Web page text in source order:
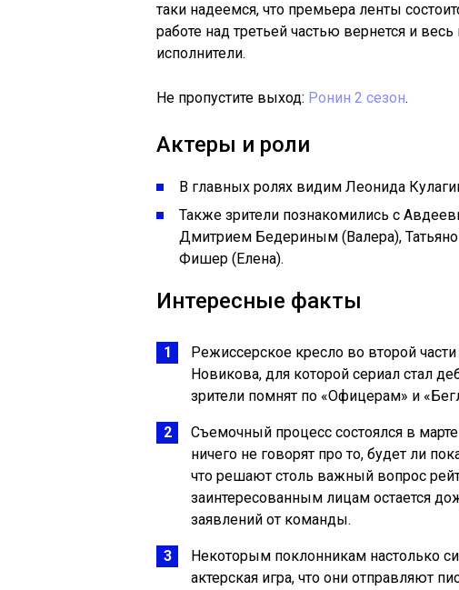
таки надеемся, что премьера ленты
работе над третьей частью вернется и
исполнители.
Не пропустите выход: Ронин 2 сезон.
Актеры и роли
В главных ролях видим Леонида
Также зрители познакомились с
Дмитрием Бедериным (Валера),
Фишер (Елена).
Интересные факты
Режиссерское кресло во второй
Новикова, для которой сериал стал
зрители помнят по «Офицерам» и
Съемочный процесс состоялся в
ничего не говорят про то, будет ли
что решают столь важный вопрос
заинтересованным лицам остается
заявлений от команды.
Некоторым поклонникам настолько
актерская игра, что они отправляют